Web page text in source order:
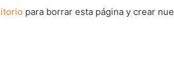
para borrar esta página y crear